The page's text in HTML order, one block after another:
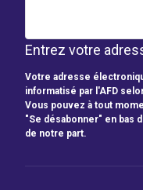
Entrez votre
Votre adresse
informatisé par l'AFD
Vous pouvez à tout
"Se désabonner" en bas
de notre part.